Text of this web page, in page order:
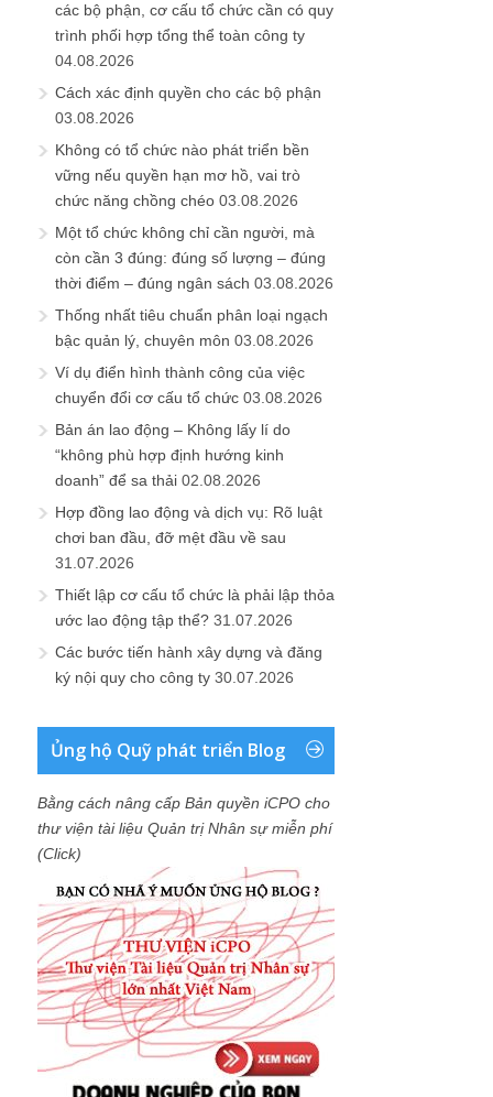
các bộ phận, cơ cấu tổ chức cần có quy
trình phối hợp tổng thể toàn công ty
04.08.2026
Cách xác định quyền cho các bộ phận
03.08.2026
Không có tổ chức nào phát triển bền
vững nếu quyền hạn mơ hồ, vai trò
chức năng chồng chéo 03.08.2026
Một tổ chức không chỉ cần người, mà
còn cần 3 đúng: đúng số lượng – đúng
thời điểm – đúng ngân sách 03.08.2026
Thống nhất tiêu chuẩn phân loại ngạch
bậc quản lý, chuyên môn 03.08.2026
Ví dụ điển hình thành công của việc
chuyển đổi cơ cấu tổ chức 03.08.2026
Bản án lao động – Không lấy lí do
“không phù hợp định hướng kinh
doanh” để sa thải 02.08.2026
Hợp đồng lao động và dịch vụ: Rõ luật
chơi ban đầu, đỡ mệt đầu về sau
31.07.2026
Thiết lập cơ cấu tổ chức là phải lập thỏa
ước lao động tập thể? 31.07.2026
Các bước tiến hành xây dựng và đăng
ký nội quy cho công ty 30.07.2026
Ủng hộ Quỹ phát triển Blog
Bằng cách nâng cấp Bản quyền iCPO cho
thư viện tài liệu Quản trị Nhân sự miễn phí
(Click)